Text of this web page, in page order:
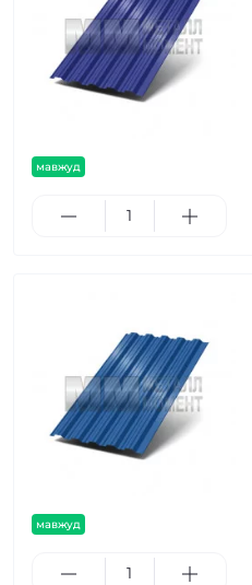
мавжуд
мавжуд